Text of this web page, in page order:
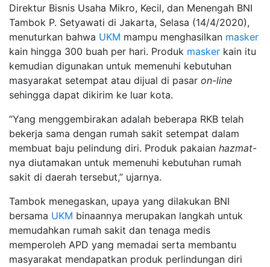
Direktur Bisnis Usaha Mikro, Kecil, dan Menengah BNI
Tambok P. Setyawati di Jakarta, Selasa (14/4/2020),
menuturkan bahwa UKM mampu menghasilkan masker
kain hingga 300 buah per hari. Produk masker kain itu
kemudian digunakan untuk memenuhi kebutuhan
masyarakat setempat atau dijual di pasar on-line
sehingga dapat dikirim ke luar kota.
“Yang menggembirakan adalah beberapa RKB telah
bekerja sama dengan rumah sakit setempat dalam
membuat baju pelindung diri. Produk pakaian hazmat-
nya diutamakan untuk memenuhi kebutuhan rumah
sakit di daerah tersebut,” ujarnya.
Tambok menegaskan, upaya yang dilakukan BNI
bersama UKM binaannya merupakan langkah untuk
memudahkan rumah sakit dan tenaga medis
memperoleh APD yang memadai serta membantu
masyarakat mendapatkan produk perlindungan diri